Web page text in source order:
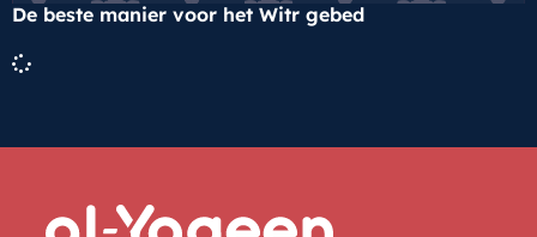
De beste manier voor het Witr gebed